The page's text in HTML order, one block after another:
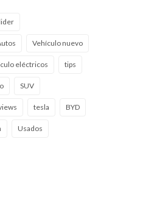
Vehículo nuevo
eléctricos tips
SUV
tesla BYD
Usados